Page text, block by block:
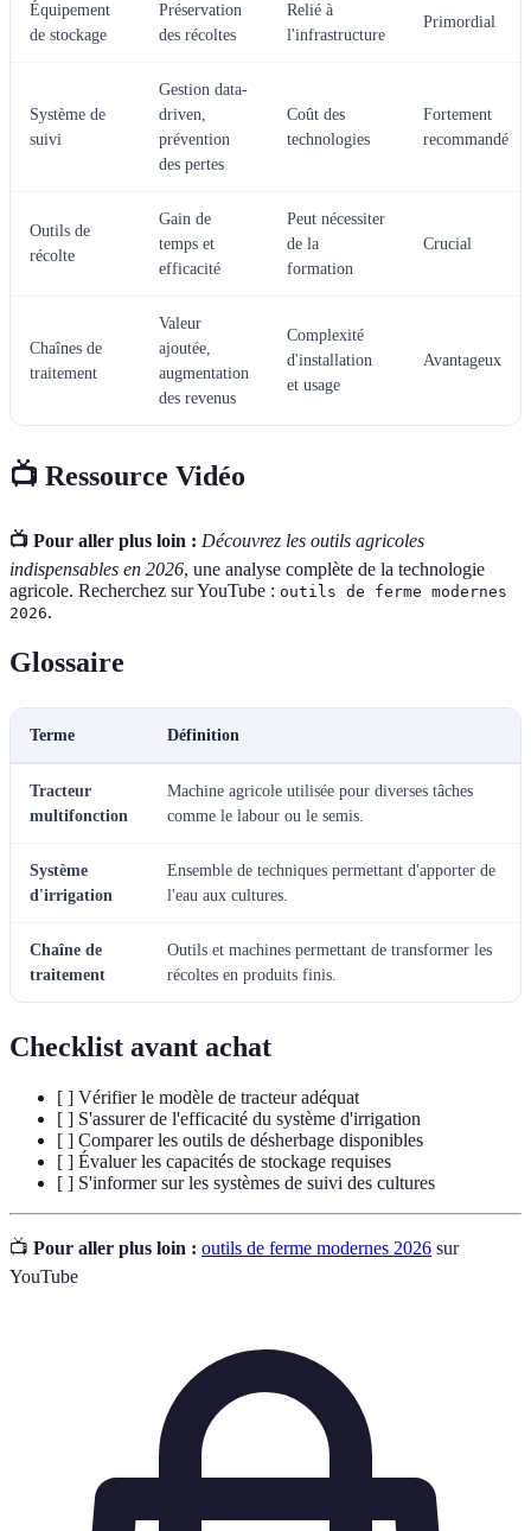
Équipement
de stockage
Préservation
des récoltes
Relié à
l'infrastructure
Primordial
Système de
suivi
Gestion data-
driven,
prévention
des pertes
Coût des
technologies
Fortement
recommandé
Outils de
récolte
Gain de
temps et
efficacité
Peut nécessiter
de la
formation
Crucial
Chaînes de
traitement
Valeur
ajoutée,
augmentation
des revenus
Complexité
d'installation
et usage
Avantageux
📺 Ressource Vidéo
📺 Pour aller plus loin : Découvrez les outils agricoles
indispensables en 2026, une analyse complète de la technologie
agricole. Recherchez sur YouTube : outils de ferme modernes
2026.
Glossaire
Terme Définition
Tracteur
multifonction
Machine agricole utilisée pour diverses tâches
comme le labour ou le semis.
Système
d'irrigation
Ensemble de techniques permettant d'apporter de
l'eau aux cultures.
Chaîne de
traitement
Outils et machines permettant de transformer les
récoltes en produits finis.
Checklist avant achat
[ ] Vérifier le modèle de tracteur adéquat
[ ] S'assurer de l'efficacité du système d'irrigation
[ ] Comparer les outils de désherbage disponibles
[ ] Évaluer les capacités de stockage requises
[ ] S'informer sur les systèmes de suivi des cultures
📺 Pour aller plus loin : outils de ferme modernes 2026 sur
YouTube